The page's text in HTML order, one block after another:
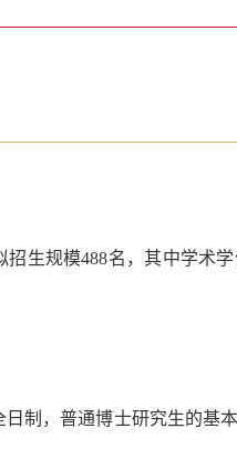
招生规模488名，其中学术学
制，普通博士研究生的基